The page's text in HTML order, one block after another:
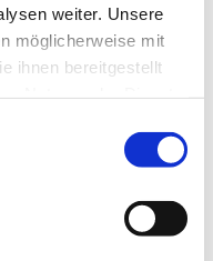
weiter. Unsere
möglicherweise mit
ihnen bereitgestellt
96 06